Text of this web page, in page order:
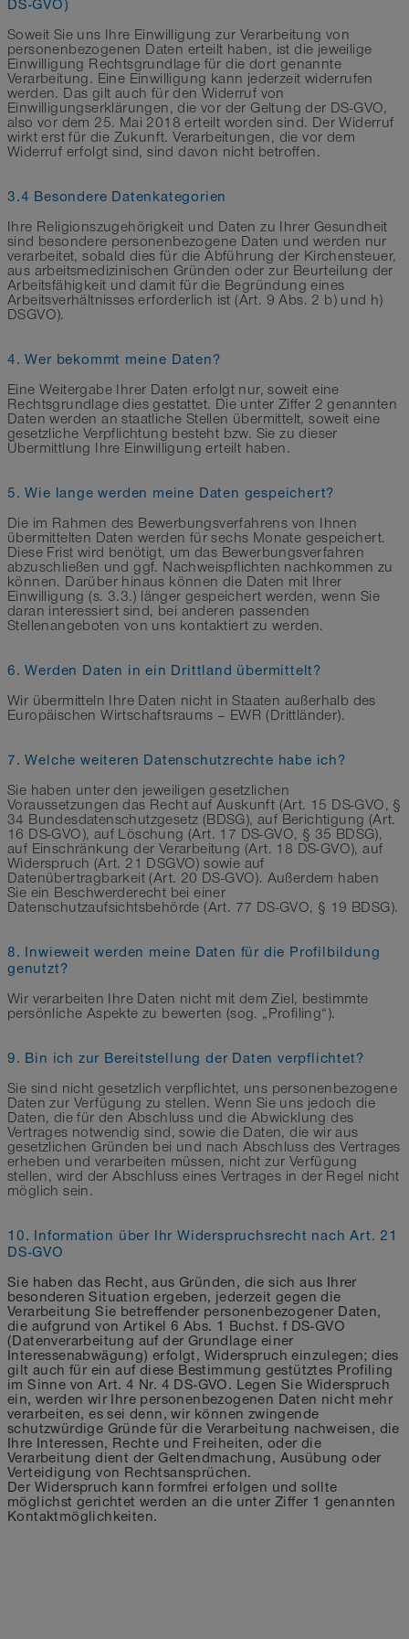
DS-GVO)
Soweit Sie uns Ihre Einwilligung zur Verarbeitung von
personenbezogenen Daten erteilt haben, ist die jeweilige
Einwilligung Rechtsgrundlage für die dort genannte
Verarbeitung. Eine Einwilligung kann jederzeit widerrufen
werden. Das gilt auch für den Widerruf von
Einwilligungserklärungen, die vor der Geltung der DS-GVO,
also vor dem 25. Mai 2018 erteilt worden sind. Der Widerruf
wirkt erst für die Zukunft. Verarbeitungen, die vor dem
Widerruf erfolgt sind, sind davon nicht betroffen.
3.4 Besondere Datenkategorien
Ihre Religionszugehörigkeit und Daten zu Ihrer Gesundheit
sind besondere personenbezogene Daten und werden nur
verarbeitet, sobald dies für die Abführung der Kirchensteuer,
aus arbeitsmedizinischen Gründen oder zur Beurteilung der
Arbeitsfähigkeit und damit für die Begründung eines
Arbeitsverhältnisses erforderlich ist (Art. 9 Abs. 2 b) und h)
DSGVO).
4. Wer bekommt meine Daten?
Eine Weitergabe Ihrer Daten erfolgt nur, soweit eine
Rechtsgrundlage dies gestattet. Die unter Ziffer 2 genannten
Daten werden an staatliche Stellen übermittelt, soweit eine
gesetzliche Verpflichtung besteht bzw. Sie zu dieser
Übermittlung Ihre Einwilligung erteilt haben.
5. Wie lange werden meine Daten gespeichert?
Die im Rahmen des Bewerbungsverfahrens von Ihnen
übermittelten Daten werden für sechs Monate gespeichert.
Diese Frist wird benötigt, um das Bewerbungsverfahren
abzuschließen und ggf. Nachweispflichten nachkommen zu
können. Darüber hinaus können die Daten mit Ihrer
Einwilligung (s. 3.3.) länger gespeichert werden, wenn Sie
daran interessiert sind, bei anderen passenden
Stellenangeboten von uns kontaktiert zu werden.
6. Werden Daten in ein Drittland übermittelt?
Wir übermitteln Ihre Daten nicht in Staaten außerhalb des
Europäischen Wirtschaftsraums – EWR (Drittländer).
7. Welche weiteren Datenschutzrechte habe ich?
Sie haben unter den jeweiligen gesetzlichen
Voraussetzungen das Recht auf Auskunft (Art. 15 DS-GVO, §
34 Bundesdatenschutzgesetz (BDSG), auf Berichtigung (Art.
16 DS-GVO), auf Löschung (Art. 17 DS-GVO, § 35 BDSG),
auf Einschränkung der Verarbeitung (Art. 18 DS-GVO), auf
Widerspruch (Art. 21 DSGVO) sowie auf
Datenübertragbarkeit (Art. 20 DS-GVO). Außerdem haben
Sie ein Beschwerderecht bei einer
Datenschutzaufsichtsbehörde (Art. 77 DS-GVO, § 19 BDSG).
8. Inwieweit werden meine Daten für die Profilbildung
genutzt?
Wir verarbeiten Ihre Daten nicht mit dem Ziel, bestimmte
persönliche Aspekte zu bewerten (sog. „Profiling“).
9. Bin ich zur Bereitstellung der Daten verpflichtet?
Sie sind nicht gesetzlich verpflichtet, uns personenbezogene
Daten zur Verfügung zu stellen. Wenn Sie uns jedoch die
Daten, die für den Abschluss und die Abwicklung des
Vertrages notwendig sind, sowie die Daten, die wir aus
gesetzlichen Gründen bei und nach Abschluss des Vertrages
erheben und verarbeiten müssen, nicht zur Verfügung
stellen, wird der Abschluss eines Vertrages in der Regel nicht
möglich sein.
10. Information über Ihr Widerspruchsrecht nach Art. 21
DS-GVO
Sie haben das Recht, aus Gründen, die sich aus Ihrer
besonderen Situation ergeben, jederzeit gegen die
Verarbeitung Sie betreffender personenbezogener Daten,
die aufgrund von Artikel 6 Abs. 1 Buchst. f DS-GVO
(Datenverarbeitung auf der Grundlage einer
Interessenabwägung) erfolgt, Widerspruch einzulegen; dies
gilt auch für ein auf diese Bestimmung gestütztes Profiling
im Sinne von Art. 4 Nr. 4 DS-GVO. Legen Sie Widerspruch
ein, werden wir Ihre personenbezogenen Daten nicht mehr
verarbeiten, es sei denn, wir können zwingende
schutzwürdige Gründe für die Verarbeitung nachweisen, die
Ihre Interessen, Rechte und Freiheiten, oder die
Verarbeitung dient der Geltendmachung, Ausübung oder
Verteidigung von Rechtsansprüchen.
Der Widerspruch kann formfrei erfolgen und sollte
möglichst gerichtet werden an die unter Ziffer 1 genannten
Kontaktmöglichkeiten.